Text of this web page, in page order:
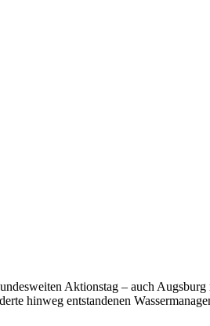
Aktionstag – auch
hinweg entstandenen